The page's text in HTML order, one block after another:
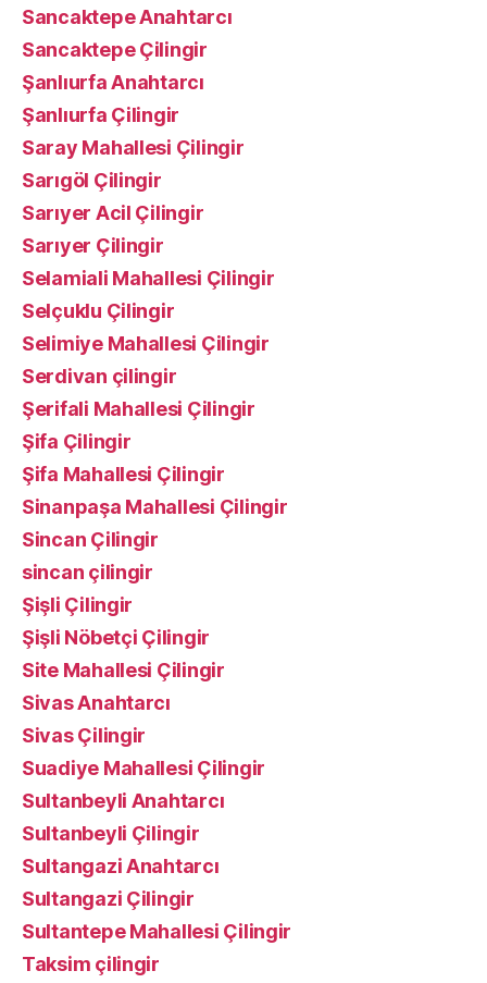
Sancaktepe Anahtarcı
Sancaktepe Çilingir
Şanlıurfa Anahtarcı
Şanlıurfa Çilingir
Saray Mahallesi Çilingir
Sarıgöl Çilingir
Sarıyer Acil Çilingir
Sarıyer Çilingir
Selamiali Mahallesi Çilingir
Selçuklu Çilingir
Selimiye Mahallesi Çilingir
Serdivan çilingir
Şerifali Mahallesi Çilingir
Şifa Çilingir
Şifa Mahallesi Çilingir
Sinanpaşa Mahallesi Çilingir
Sincan Çilingir
sincan çilingir
Şişli Çilingir
Şişli Nöbetçi Çilingir
Site Mahallesi Çilingir
Sivas Anahtarcı
Sivas Çilingir
Suadiye Mahallesi Çilingir
Sultanbeyli Anahtarcı
Sultanbeyli Çilingir
Sultangazi Anahtarcı
Sultangazi Çilingir
Sultantepe Mahallesi Çilingir
Taksim çilingir